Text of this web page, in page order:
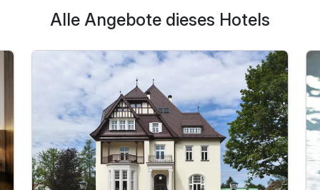
Alle Angebote dieses Hotels